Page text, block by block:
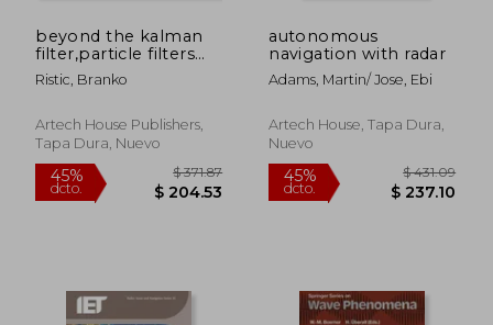
beyond the kalman
filter,particle filters
for tracking
applications (en
Ristic, Branko
Artech House Publishers,
Tapa Dura, Nuevo
autonomous
navigation with radar
Adams, Martin/ Jose, Ebi
Artech House, Tapa Dura,
Nuevo